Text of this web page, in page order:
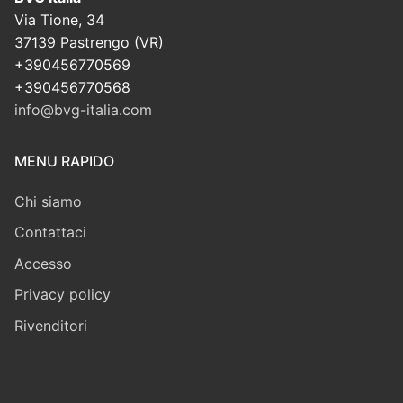
Via Tione, 34
37139 Pastrengo (VR)
+390456770569
+390456770568
info@bvg-italia.com
MENU RAPIDO
Chi siamo
Contattaci
Accesso
Privacy policy
Rivenditori